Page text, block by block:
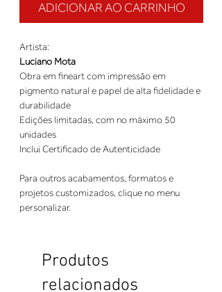
ADICIONAR AO CARRINHO
Artista:
Luciano Mota
Obra em fineart com impressão em
pigmento natural e papel de alta fidelidade e
durabilidade
Edições limitadas, com no máximo 50
unidades
Inclui Certificado de Autenticidade
Para outros acabamentos, formatos e
projetos customizados, clique no menu
personalizar.
Produtos
relacionados